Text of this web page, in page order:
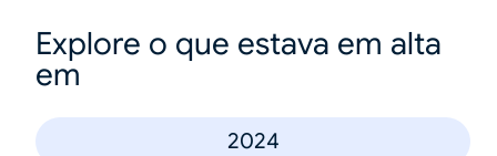
Explore o que estava em alta
em
2024